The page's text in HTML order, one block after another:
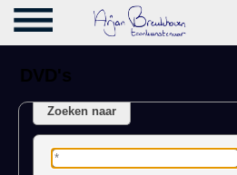
DVD's
Zoeken naar